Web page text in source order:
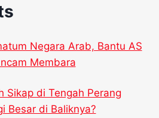
Negara Arab, Bantu AS
Membara
Sikap di Tengah Perang
Besar di Baliknya?